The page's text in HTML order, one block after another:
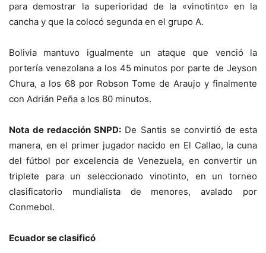
para demostrar la superioridad de la «vinotinto» en la
cancha y que la colocó segunda en el grupo A.
Bolivia mantuvo igualmente un ataque que venció la
portería venezolana a los 45 minutos por parte de Jeyson
Chura, a los 68 por Robson Tome de Araujo y finalmente
con Adrián Peña a los 80 minutos.
Nota de redacción SNPD: De Santis se convirtió de esta
manera, en el primer jugador nacido en El Callao, la cuna
del fútbol por excelencia de Venezuela, en convertir un
triplete para un seleccionado vinotinto, en un torneo
clasificatorio mundialista de menores, avalado por
Conmebol.
Ecuador se clasificó